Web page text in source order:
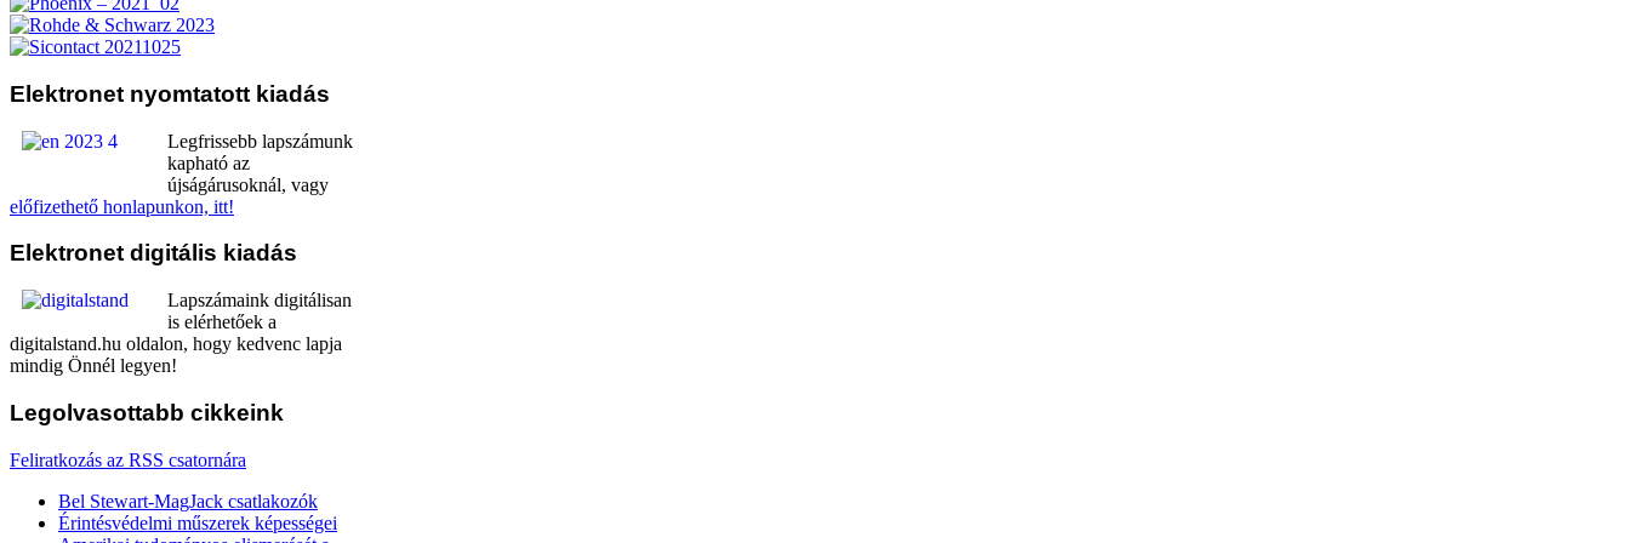
Elektronet nyomtatott kiadás
Legfrissebb lapszámunk
kapható az
újságárusoknál, vagy
előfizethető honlapunkon, itt!
Elektronet digitális kiadás
Lapszámaink digitálisan
is elérhetőek a
digitalstand.hu oldalon, hogy kedvenc lapja
mindig Önnél legyen!
Legolvasottabb cikkeink
Feliratkozás az RSS csatornára
Bel Stewart-MagJack csatlakozók
Érintésvédelmi műszerek képességei